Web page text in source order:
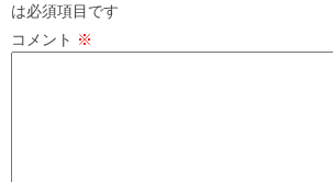
は必須項目です
コメント ※